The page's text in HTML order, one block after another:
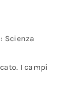
Scienza
I campi